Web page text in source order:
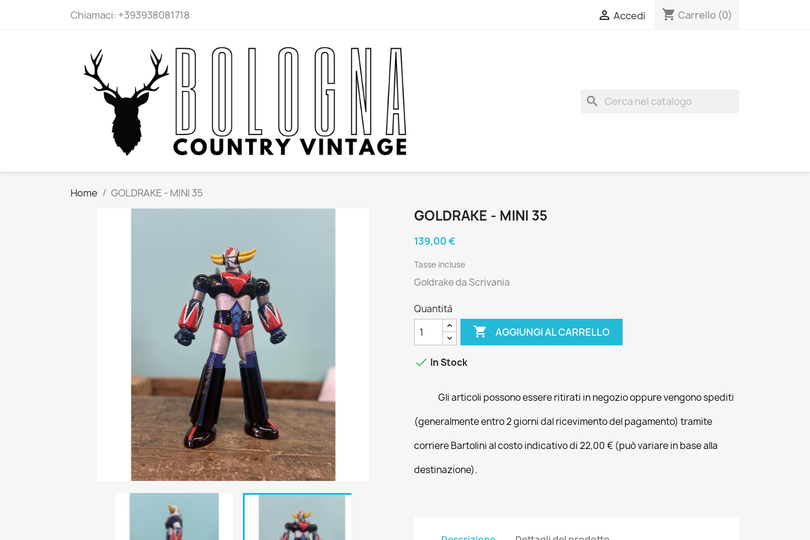
Chiamaci: +393938081718  Accedi shopping_cart Carrello (0)
search
Home GOLDRAKE - MINI 35
GOLDRAKE - MINI 35
139,00 €
Tasse incluse
Goldrake da Scrivania
Quantità
 AGGIUNGI AL CARRELLO
 In Stock
Gli articoli possono essere ritirati in negozio oppure vengono spediti
(generalmente entro 2 giorni dal ricevimento del pagamento) tramite
corriere Bartolini al costo indicativo di 22,00 € (può variare in base alla
destinazione).